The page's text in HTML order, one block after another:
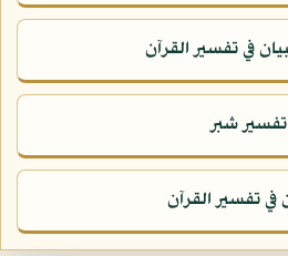
في تفسير القرآن
تفسير شبر
في تفسير القرآن